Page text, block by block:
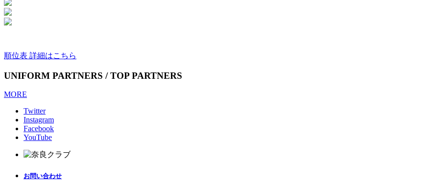
順位表 詳細はこちら
UNIFORM PARTNERS / TOP PARTNERS
MORE
Twitter
Instagram
Facebook
YouTube
お問い合わせ